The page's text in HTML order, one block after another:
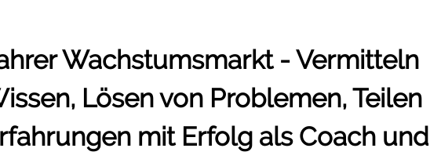
Wachstumsmarkt - Vermitteln
Lösen von Problemen, Teilen
mit Erfolg als Coach und